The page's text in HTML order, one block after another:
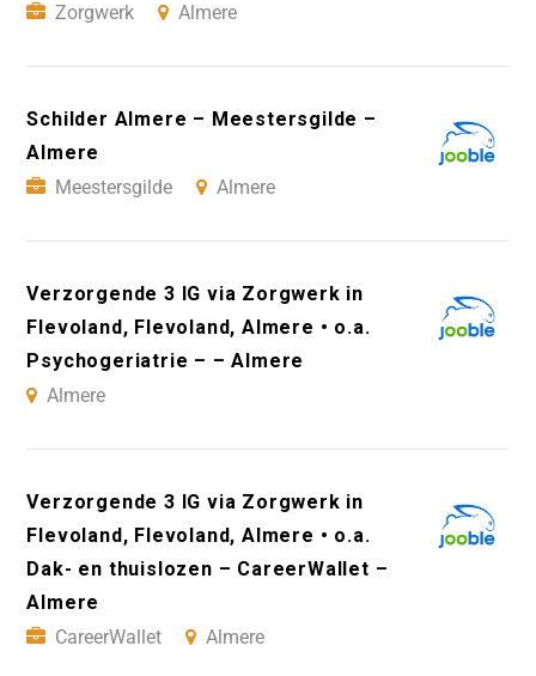
Zorgwerk
Almere
Schilder Almere – Meestersgilde –
Almere
Meestersgilde
Almere
Verzorgende 3 IG via Zorgwerk in
Flevoland, Flevoland, Almere • o.a.
Psychogeriatrie – – Almere
Almere
Verzorgende 3 IG via Zorgwerk in
Flevoland, Flevoland, Almere • o.a.
Dak- en thuislozen – CareerWallet –
Almere
CareerWallet
Almere